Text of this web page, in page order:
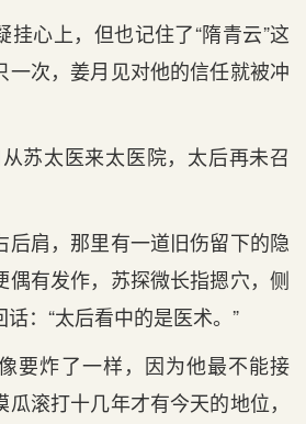
挂心上，但也记住了“隋青云”这
一次，姜月见对他的信任就被冲
苏太医来太医院，太后再未召
后肩，那里有一道旧伤留下的隐
偶有发作，苏探微长指摁穴，侧
：“太后看中的是医术。”
要炸了一样，因为他最不能接
滚打十几年才有今天的地位，